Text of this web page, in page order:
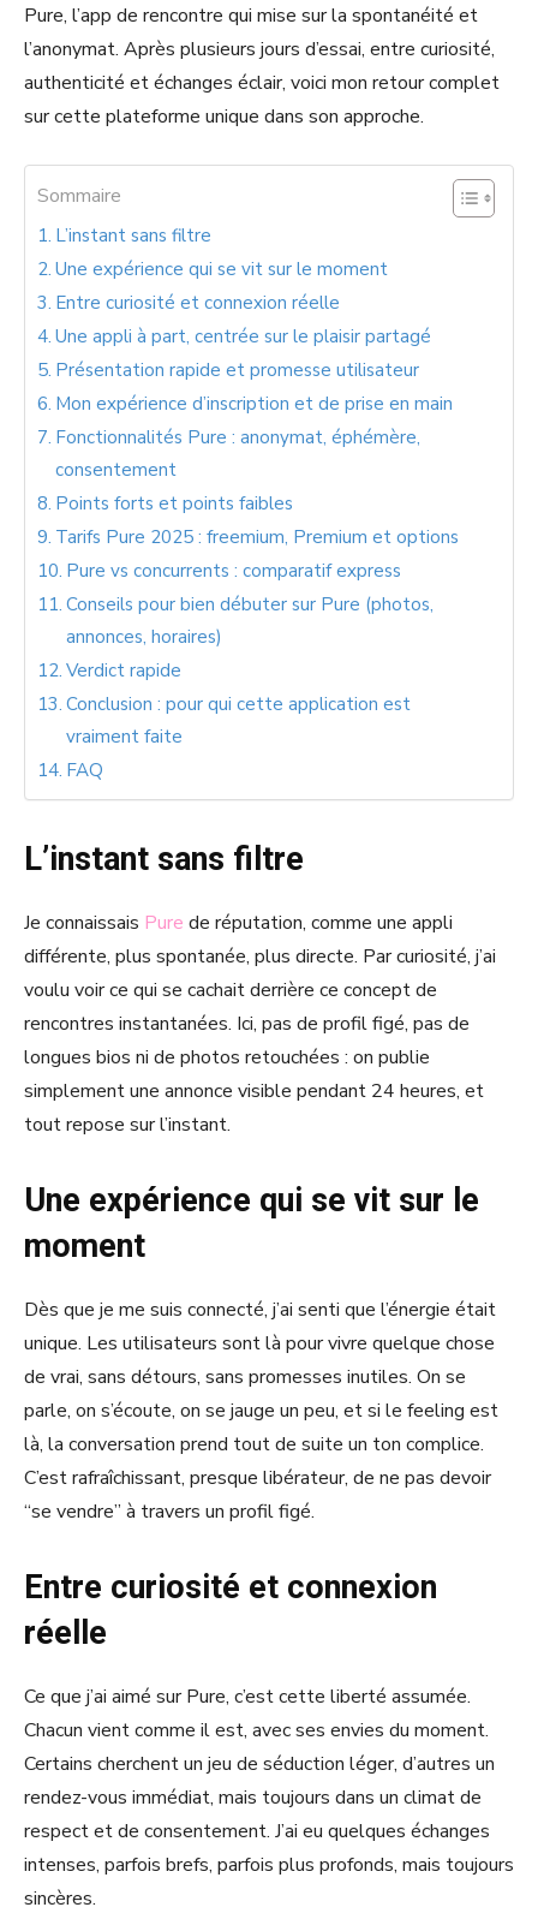
Pure, l’app de rencontre qui mise sur la spontanéité et
l’anonymat. Après plusieurs jours d’essai, entre curiosité,
authenticité et échanges éclair, voici mon retour complet
sur cette plateforme unique dans son approche.
Sommaire
L’instant sans filtre
Une expérience qui se vit sur le moment
Entre curiosité et connexion réelle
Une appli à part, centrée sur le plaisir partagé
Présentation rapide et promesse utilisateur
Mon expérience d’inscription et de prise en main
Fonctionnalités Pure : anonymat, éphémère,
consentement
Points forts et points faibles
Tarifs Pure 2025 : freemium, Premium et options
Pure vs concurrents : comparatif express
Conseils pour bien débuter sur Pure (photos,
annonces, horaires)
Verdict rapide
Conclusion : pour qui cette application est
vraiment faite
FAQ
L’instant sans filtre
Je connaissais Pure de réputation, comme une appli
différente, plus spontanée, plus directe. Par curiosité, j’ai
voulu voir ce qui se cachait derrière ce concept de
rencontres instantanées. Ici, pas de profil figé, pas de
longues bios ni de photos retouchées : on publie
simplement une annonce visible pendant 24 heures, et
tout repose sur l’instant.
Une expérience qui se vit sur le
moment
Dès que je me suis connecté, j’ai senti que l’énergie était
unique. Les utilisateurs sont là pour vivre quelque chose
de vrai, sans détours, sans promesses inutiles. On se
parle, on s’écoute, on se jauge un peu, et si le feeling est
là, la conversation prend tout de suite un ton complice.
C’est rafraîchissant, presque libérateur, de ne pas devoir
“se vendre” à travers un profil figé.
Entre curiosité et connexion
réelle
Ce que j’ai aimé sur Pure, c’est cette liberté assumée.
Chacun vient comme il est, avec ses envies du moment.
Certains cherchent un jeu de séduction léger, d’autres un
rendez-vous immédiat, mais toujours dans un climat de
respect et de consentement. J’ai eu quelques échanges
intenses, parfois brefs, parfois plus profonds, mais toujours
sincères.